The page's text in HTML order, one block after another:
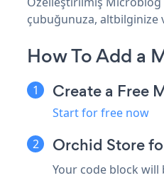
çubuğunuza, altbilginize
How To Add a
Create a Free
Start for free now
Orchid Store
Your code block will